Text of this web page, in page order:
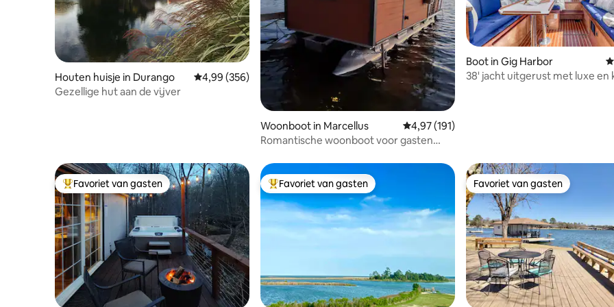
Houten huisje in Durango Gemiddelde beoordeling van 4,99 op 5, 356 recensies
4,99 (356)
Gezellige hut aan de vijver
Woonboot in Marcellus Gemiddelde beoordeling van 4,97 op 5, 191
4,97 (191)
Romantische woonboot voor gasten
Boot in Gig Harbor
38' jacht uitgerust met luxe en
Topfavoriet van gasten
Favoriet van gasten Topfavoriet van gasten
Favoriet van gasten Favoriet van gasten
Favoriet van gasten